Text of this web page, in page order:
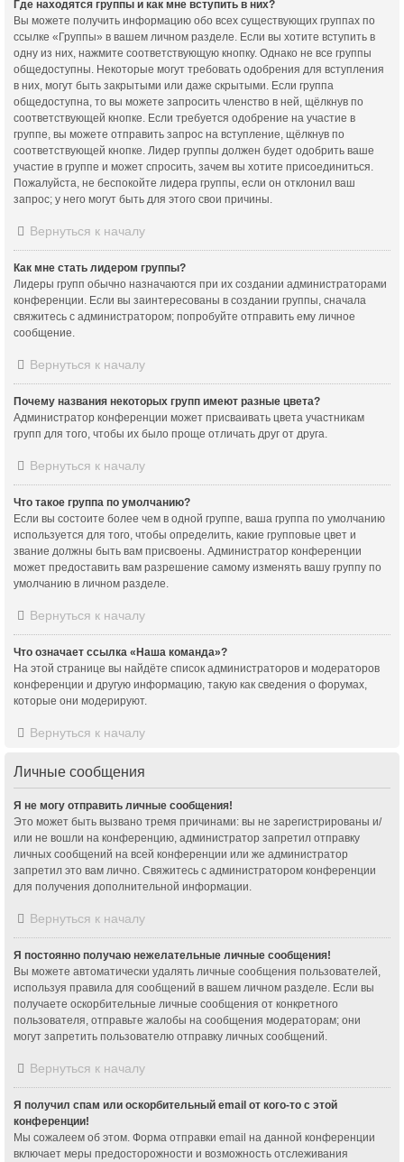
Где находятся группы и как мне вступить в них?
Вы можете получить информацию обо всех существующих группах по
ссылке «Группы» в вашем личном разделе. Если вы хотите вступить в
одну из них, нажмите соответствующую кнопку. Однако не все группы
общедоступны. Некоторые могут требовать одобрения для вступления
в них, могут быть закрытыми или даже скрытыми. Если группа
общедоступна, то вы можете запросить членство в ней, щёлкнув по
соответствующей кнопке. Если требуется одобрение на участие в
группе, вы можете отправить запрос на вступление, щёлкнув по
соответствующей кнопке. Лидер группы должен будет одобрить ваше
участие в группе и может спросить, зачем вы хотите присоединиться.
Пожалуйста, не беспокойте лидера группы, если он отклонил ваш
запрос; у него могут быть для этого свои причины.
Вернуться к началу
Как мне стать лидером группы?
Лидеры групп обычно назначаются при их создании администраторами
конференции. Если вы заинтересованы в создании группы, сначала
свяжитесь с администратором; попробуйте отправить ему личное
сообщение.
Вернуться к началу
Почему названия некоторых групп имеют разные цвета?
Администратор конференции может присваивать цвета участникам
групп для того, чтобы их было проще отличать друг от друга.
Вернуться к началу
Что такое группа по умолчанию?
Если вы состоите более чем в одной группе, ваша группа по умолчанию
используется для того, чтобы определить, какие групповые цвет и
звание должны быть вам присвоены. Администратор конференции
может предоставить вам разрешение самому изменять вашу группу по
умолчанию в личном разделе.
Вернуться к началу
Что означает ссылка «Наша команда»?
На этой странице вы найдёте список администраторов и модераторов
конференции и другую информацию, такую как сведения о форумах,
которые они модерируют.
Вернуться к началу
Личные сообщения
Я не могу отправить личные сообщения!
Это может быть вызвано тремя причинами: вы не зарегистрированы и/
или не вошли на конференцию, администратор запретил отправку
личных сообщений на всей конференции или же администратор
запретил это вам лично. Свяжитесь с администратором конференции
для получения дополнительной информации.
Вернуться к началу
Я постоянно получаю нежелательные личные сообщения!
Вы можете автоматически удалять личные сообщения пользователей,
используя правила для сообщений в вашем личном разделе. Если вы
получаете оскорбительные личные сообщения от конкретного
пользователя, отправьте жалобы на сообщения модераторам; они
могут запретить пользователю отправку личных сообщений.
Вернуться к началу
Я получил спам или оскорбительный email от кого-то с этой
конференции!
Мы сожалеем об этом. Форма отправки email на данной конференции
включает меры предосторожности и возможность отслеживания